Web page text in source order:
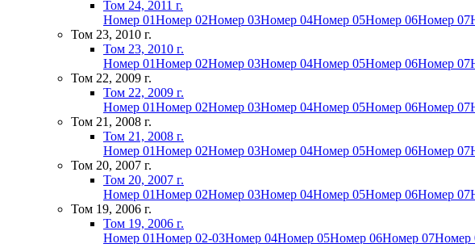
Том 24, 2011 г.
Номер 01Номер 02Номер 03Номер 04Номер 05Номер 06Номер 07
Том 23, 2010 г.
Том 23, 2010 г.
Номер 01Номер 02Номер 03Номер 04Номер 05Номер 06Номер 07
Том 22, 2009 г.
Том 22, 2009 г.
Номер 01Номер 02Номер 03Номер 04Номер 05Номер 06Номер 07
Том 21, 2008 г.
Том 21, 2008 г.
Номер 01Номер 02Номер 03Номер 04Номер 05Номер 06Номер 07
Том 20, 2007 г.
Том 20, 2007 г.
Номер 01Номер 02Номер 03Номер 04Номер 05Номер 06Номер 07
Том 19, 2006 г.
Том 19, 2006 г.
Номер 01Номер 02-03Номер 04Номер 05Номер 06Номер 07Номер